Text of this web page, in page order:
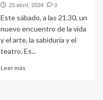
25 abril, 2024 0
Este sábado, a las 21.30, un
nuevo encuentro de la vida
y el arte, la sabiduría y el
teatro. Es...
Leer más